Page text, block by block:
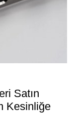
Satın
Kesinliğe